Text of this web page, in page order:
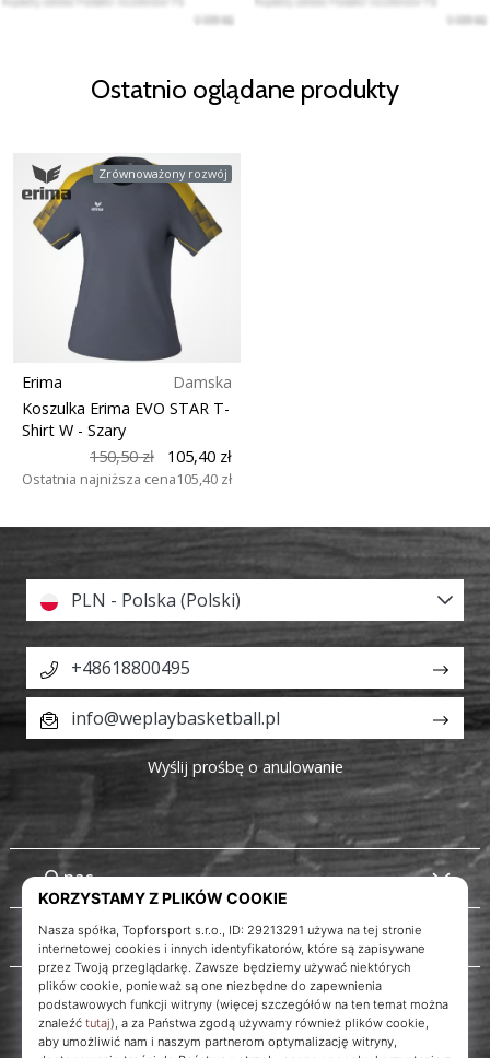
Ostatnio oglądane produkty
Zrównoważony rozwój
Erima
Damska
Koszulka Erima EVO STAR T-
Shirt W - Szary
150,50 zł
105,40 zł
Ostatnia najniższa cena105,40 zł
O nas
Obsługa klienta
PLN - Polska (Polski)
+48618800495
info@weplaybasketball.pl
Wyślij prośbę o anulowanie